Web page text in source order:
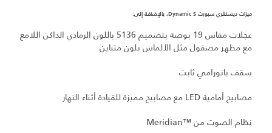
ميزات ديسكڤري سبورت Dynamic S، بالإضافة إلى:
عجلات مقاس 19 بوصة بتصميم 5136 باللون الرمادي الداكن اللامع
مع مظهر مصقول مثل الألماس بلون متباين
سقف بانورامي ثابت
مصابيح أمامية LED مع مصابيح مميزة للقيادة أثناء النهار
نظام الصوت من Meridian™‎